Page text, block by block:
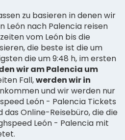
zu basieren in denen wir
León nach Palencia reisen
vom León bis die
die beste ist die um
die um 9:48 h, im ersten
wir am Palencia um
Fall,werden wir in
und wir werden nur
León - Palencia Tickets
das Online-Reisebüro, die die
León - Palencia mit